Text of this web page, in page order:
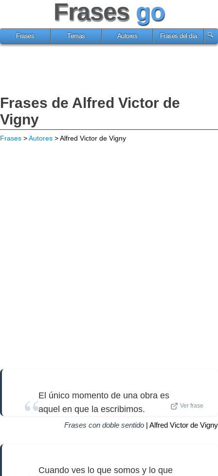
Frases go
Frases Temas Autores Frases del día
Frases de Alfred Victor de
Vigny
Frases >Autores > Alfred Victor de Vigny
El único momento de una obra es
aquel en que la escribimos.
Ver frase
Frases con doble sentido | Alfred Victor de Vigny
Cuando ves lo que somos y lo que